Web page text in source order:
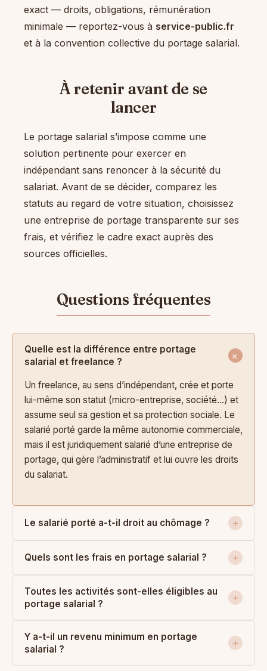
exact — droits, obligations, rémunération
minimale — reportez-vous à service-public.fr
et à la convention collective du portage salarial.
À retenir avant de se
lancer
Le portage salarial s’impose comme une
solution pertinente pour exercer en
indépendant sans renoncer à la sécurité du
salariat. Avant de se décider, comparez les
statuts au regard de votre situation, choisissez
une entreprise de portage transparente sur ses
frais, et vérifiez le cadre exact auprès des
sources officielles.
Quelle est la différence entre portage
salarial et freelance ?
Un freelance, au sens d’indépendant, crée et porte
lui-même son statut (micro-entreprise, société…) et
assume seul sa gestion et sa protection sociale. Le
salarié porté garde la même autonomie commerciale,
mais il est juridiquement salarié d’une entreprise de
portage, qui gère l’administratif et lui ouvre les droits
du salariat.
Le salarié porté a-t-il droit au chômage ?
Quels sont les frais en portage salarial ?
Toutes les activités sont-elles éligibles au
portage salarial ?
Y a-t-il un revenu minimum en portage
salarial ?